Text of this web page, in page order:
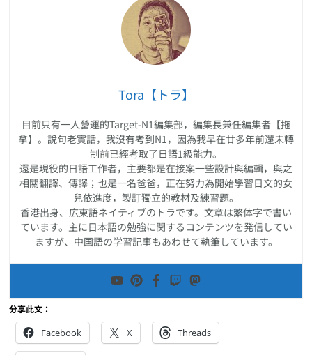
Tora【トラ】
目前只有一人營運的Target-N1編集部，編集長兼任編集者【拖
拿】。說句老實話，我沒有考到N1，因為我早在廿多年前還未轉
制前已經考取了日語1級能力。
還是現役的日語工作者，主要都是在接案一些設計與編輯，與之
相關翻譯、傳譯；也是一名爸爸，正在努力為開始學習日文的女
兒依進度，製訂獨立的教材及練習題。
香港出身、広東語ネイティブのトラです。文章は繁体字で書い
ています。主に日本語の勉強に関するコンテンツを発信してい
ますが、中国語の学習記事もあわせて執筆しています。
分享此文：
Facebook X Threads